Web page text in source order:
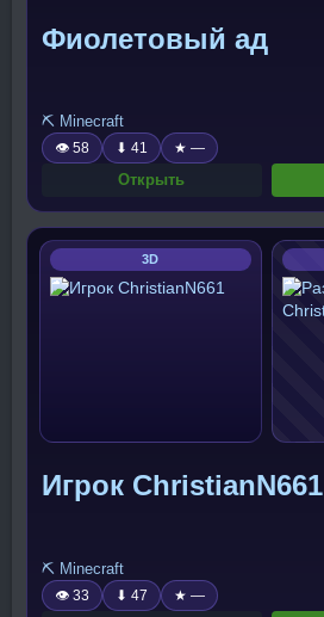
Фиолетовый ад
⛏️ Minecraft
👁 58 ⬇ 41 ★ —
Открыть
3D
Игрок ChristianN661
⛏️ Minecraft
👁 33 ⬇ 47 ★ —